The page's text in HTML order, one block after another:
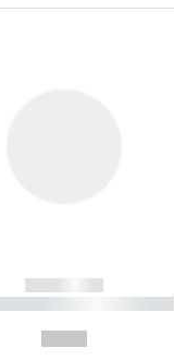
------------
----------- ----------